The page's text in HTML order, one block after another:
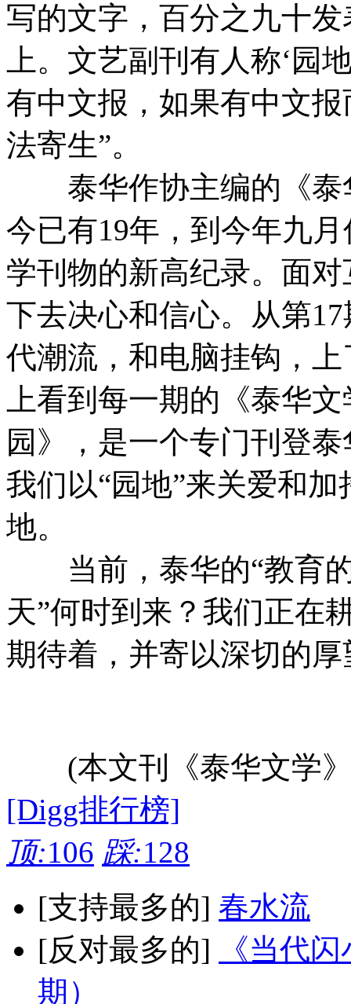
写的文字，百分之九十
上。文艺副刊有人称‘园
有中文报，如果有中文报
法寄生”。
泰华作协主编的《泰
今已有19年，到今年九
学刊物的新高纪录。面
下去决心和信心。从第
代潮流，和电脑挂钩，上
上看到每一期的《泰华
园》，是一个专门刊登
我们以“园地”来关爱和加
地。
当前，泰华的“教育的
天”何时到来？我们正在
期待着，并寄以深切的厚
(本文刊《泰华文学》
[Digg排行榜]
顶:106 踩:128
[支持最多的] 春水流
[反对最多的]
《当代
期）